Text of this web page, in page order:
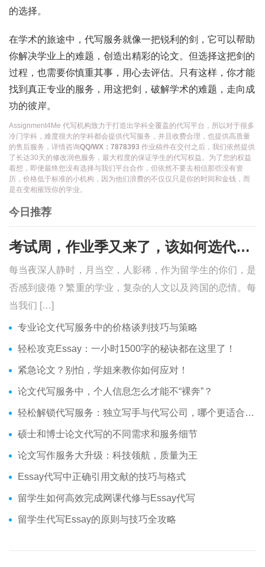
的选择。
在学术的旅途中，代写服务就像一把锐利的剑，它可以帮助
你解决学业上的难题，创造出精彩的论文。但选择这把剑的
过程，也需要你慎重其事，用心去评估。只有这样，你才能
找到真正专业的服务，用这把剑，破解学术的难题，走向成
功的彼岸。
Assignment4Me 代写机构致力于打造出学科全覆盖的代写平台，所以对于很多
冷门学科，难度很大的学科都会提供代写服务，并且收费合理，也提供高质量
的售后服务，详情咨询QQ/WX：7878393 作业稿件在交付之后，我们依然提供
了长达30天的修改润色服务，最大程度的保证学生的代写权益。为了您的权益
着想，即便最终您没有选择与我们平台合作，但依然不要去相信那些没有资
历，价格低于标准的小机构，因为他们浪费的不仅仅只是你的时间和金钱，而
是在变相摧毁你的学业。
今日推荐
考试周，作业季又来了，该如何选代写？便宜的代写、代考会有哪些问题？
每当夜深人静时，月当空，人影稀，作为留学生的你们，是
否感到疲倦？繁重的学业，复杂的人文以及跨国的恋情。每
当我们 […]
专业论文代写服务中的价格谈判技巧与策略
轻松攻克Essay：一小时1500字的秘诀都在这里了！
紧急论文？别怕，学姐来教你如何应对！
论文代写服务中，个人信息怎么才能不“裸奔”？
轻松解锁代写服务：独立写手与代写公司，哪个更适合你？
硕士和博士论文代写的不同需求和服务细节
论文写作服务大升级：科技领航，质量为王
Essay代写中正确引用文献的技巧与格式
留学生如何高效完成网课代修与Essay代写
留学生代写Essay的原则与技巧全攻略